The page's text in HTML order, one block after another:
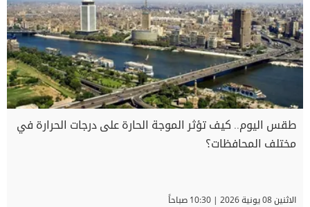
طقس اليوم.. كيف تؤثر الموجة الحارة على درجات الحرارة في
مختلف المحافظات؟
الاثنين 08 يونية 2026 | 10:30 صباحاً